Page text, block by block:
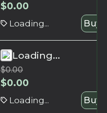
$0.00
Loading... Buy
Loading...
$0.00
$0.00
Loading... Buy